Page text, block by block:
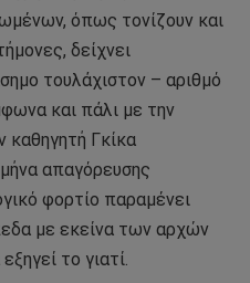
όπως τονίζουν και
δείχνει
τουλάχιστον – αριθμό
και πάλι με την
καθηγητή Γκίκα
απαγόρευσης
φορτίο παραμένει
με εκείνα των αρχών
το γιατί.